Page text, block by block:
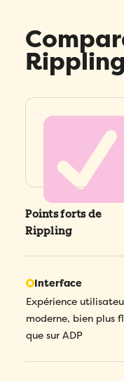
Points forts de
Rippling
Interface
Expérience
moderne, bien plus
que sur ADP